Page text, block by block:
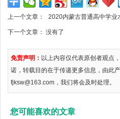
上一个文章： 2020内蒙古普通高中学业
下一个文章： 没有了
免责声明： 以上内容仅代表原创者观点
诺，转载目的在于传递更多信息，由此
fjksw@163.com，我们将会及时处理。
您可能喜欢的文章